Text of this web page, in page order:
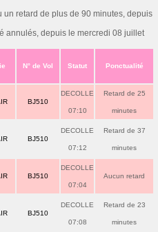
un retard de plus de 90 minutes, depuis
annulés, depuis le mercredi 08 juillet
N° de Vol Statut Ponctualité
BJ510
DECOLLE
07:10
Retard de 25
minutes
BJ510
DECOLLE
07:12
Retard de 37
minutes
BJ510
DECOLLE
07:04
Aucun retard
BJ510
DECOLLE
07:08
Retard de 23
minutes